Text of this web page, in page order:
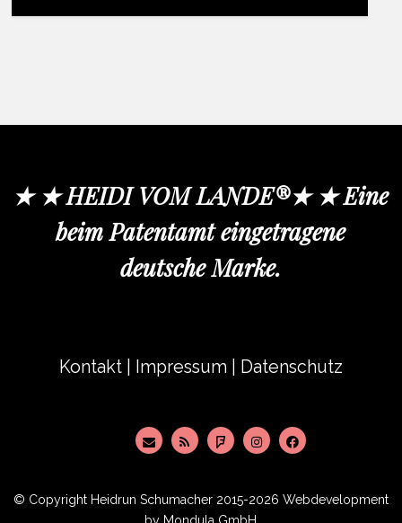
★ ★ HEIDI VOM LANDE®★ ★ Eine
beim Patentamt eingetragene
deutsche Marke.
Kontakt Impressum Datenschutz
© Copyright Heidrun Schumacher 2015-2026 Webdevelopment